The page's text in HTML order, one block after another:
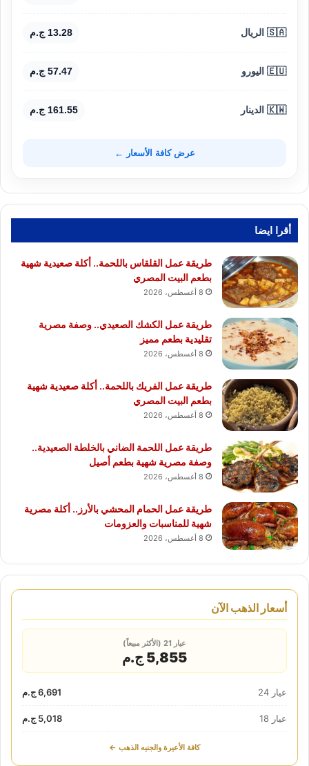
🇸🇦 الريال 13.28 ج.م
🇪🇺 اليورو 57.47 ج.م
🇰🇼 الدينار 161.55 ج.م
عرض كافة الأسعار ←
أقرا ايضا
طريقة عمل القلقاس باللحمة.. أكلة صعيدية شهية
بطعم البيت المصري
8 أغسطس، 2026
طريقة عمل الكشك الصعيدي.. وصفة مصرية
تقليدية بطعم مميز
8 أغسطس، 2026
طريقة عمل الفريك باللحمة.. أكلة صعيدية شهية
بطعم البيت المصري
8 أغسطس، 2026
طريقة عمل اللحمة الضاني بالخلطة الصعيدية..
وصفة مصرية شهية بطعم أصيل
8 أغسطس، 2026
طريقة عمل الحمام المحشي بالأرز.. أكلة مصرية
شهية للمناسبات والعزومات
8 أغسطس، 2026
أسعار الذهب الآن
عيار 21 (الأكثر مبيعاً)
5,855 ج.م
عيار 24 6,691 ج.م
عيار 18 5,018 ج.م
كافة الأعيرة والجنيه الذهب ←